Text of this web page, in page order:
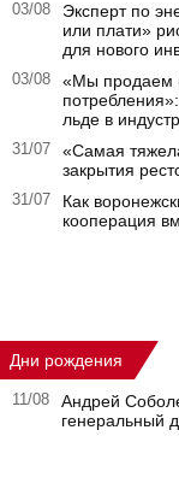
03/08
Эксперт по
или плати»
для нового
03/08
«Мы продаем
льде в
31/07
«Самая
закрытия
31/07
Как
кооперация
Дни рождения
11/08
Андрей
генеральный